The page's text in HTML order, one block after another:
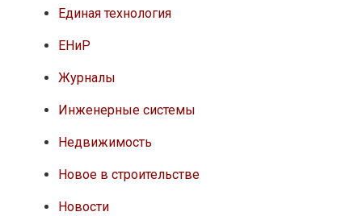
Единая технология
ЕНиР
Журналы
Инженерные системы
Недвижимость
Новое в строительстве
Новости